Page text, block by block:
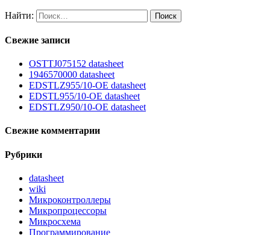
Найти:
Свежие записи
OSTTJ075152 datasheet
1946570000 datasheet
EDSTLZ955/10-OE datasheet
EDSTL955/10-OE datasheet
EDSTLZ950/10-OE datasheet
Свежие комментарии
Рубрики
datasheet
wiki
Микроконтроллеры
Микропроцессоры
Микросхема
Программирование